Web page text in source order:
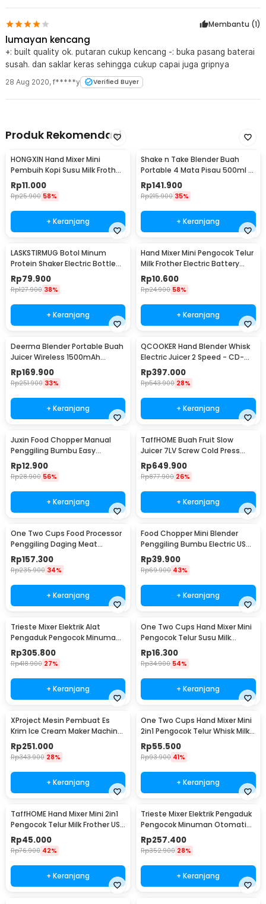
Membantu (1)
lumayan kencang
+: built quality ok. putaran cukup kencang -: buka pasang baterai
susah. dan saklar keras sehingga cukup capai juga gripnya
28 Aug 2020, f*****y Verified Buyer
Produk Rekomendasi
HONGXIN Hand Mixer Mini
Pembuih Kopi Susu Milk Frother
Battery Power - MS-3089
Rp11.000
Rp25.900 58%
+ Keranjang
Shake n Take Blender Buah
Portable 4 Mata Pisau 500ml -
VT-04
Rp141.900
Rp215.900 35%
+ Keranjang
LASKSTIRMUG Botol Minum
Protein Shaker Electric Bottle
BPA Free 480ml - 1505
Rp79.900
Rp127.900 38%
+ Keranjang
Hand Mixer Mini Pengocok Telur
Milk Frother Electric Battery
Power - HMP16
Rp10.600
Rp24.900 58%
+ Keranjang
Deerma Blender Portable Buah
Juicer Wireless 1500mAh
400ml - DEM-NU05
Rp169.900
Rp251.900 33%
+ Keranjang
QCOOKER Hand Blender Whisk
Electric Juicer 2 Speed - CD-
HB01
Rp397.000
Rp543.900 28%
+ Keranjang
Juxin Food Chopper Manual
Penggiling Bumbu Easy
Operation 230ml - JX10
Rp12.900
Rp28.900 56%
+ Keranjang
TaffHOME Buah Fruit Slow
Juicer 7LV Screw Cold Press
Extractor Machine - JE-B03BH
Rp649.900
Rp877.900 26%
+ Keranjang
One Two Cups Food Processor
Penggiling Daging Meat
Grinder 2L 200W - JJ-1966
Rp157.300
Rp235.900 34%
+ Keranjang
Food Chopper Mini Blender
Penggiling Bumbu Electric USB
Charge 23W 250ml - SR01
Rp39.900
Rp69.900 43%
+ Keranjang
Trieste Mixer Elektrik Alat
Pengaduk Pengocok Minuman
Otomatis 100W - HSM-705S
Rp305.800
Rp418.900 27%
+ Keranjang
One Two Cups Hand Mixer Mini
Pengocok Telur Susu Milk
Frother Battery - HMP30
Rp16.300
Rp34.900 54%
+ Keranjang
XProject Mesin Pembuat Es
Krim Ice Cream Maker Machine
200W - JG-10
Rp251.000
Rp343.900 28%
+ Keranjang
One Two Cups Hand Mixer Mini
2in1 Pengocok Telur Whisk Milk
Frother - HMW15
Rp55.500
Rp93.900 41%
+ Keranjang
TaffHOME Hand Mixer Mini 2in1
Pengocok Telur Milk Frother USB
Charge - HMW1
Rp45.000
Rp76.900 42%
+ Keranjang
Trieste Mixer Elektrik Pengaduk
Pengocok Minuman Otomatis
100W 2300RPM - HSM-705
Rp257.400
Rp352.900 28%
+ Keranjang